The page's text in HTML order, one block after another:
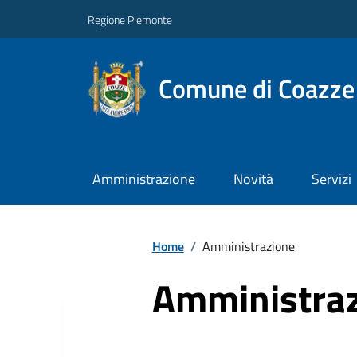
Regione Piemonte
Comune di Coazze
Amministrazione Novità Servizi
Home / Amministrazione